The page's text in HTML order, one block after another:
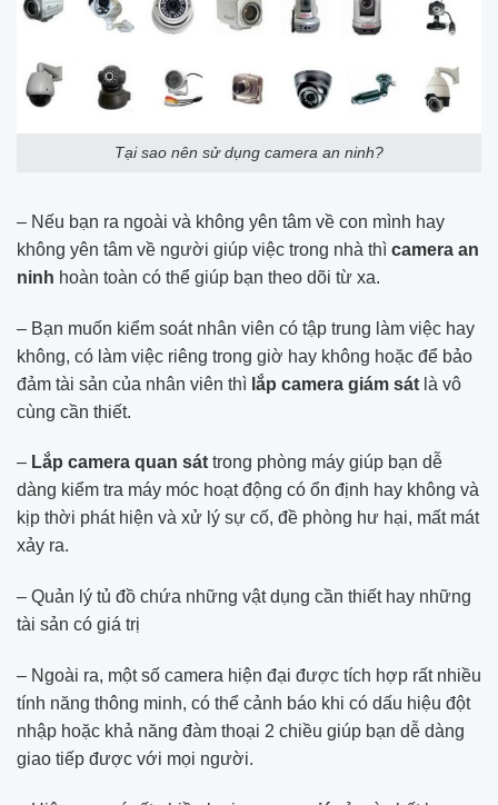
Tại sao nên sử dụng camera an ninh?
– Nếu bạn ra ngoài và không yên tâm về con mình hay
không yên tâm về người giúp việc trong nhà thì camera an
ninh hoàn toàn có thể giúp bạn theo dõi từ xa.
– Bạn muốn kiểm soát nhân viên có tập trung làm việc hay
không, có làm việc riêng trong giờ hay không hoặc để bảo
đảm tài sản của nhân viên thì lắp camera giám sát là vô
cùng cần thiết.
– Lắp camera quan sát trong phòng máy giúp bạn dễ
dàng kiểm tra máy móc hoạt động có ổn định hay không và
kịp thời phát hiện và xử lý sự cố, đề phòng hư hại, mất mát
xảy ra.
– Quản lý tủ đồ chứa những vật dụng cần thiết hay những
tài sản có giá trị
– Ngoài ra, một số camera hiện đại được tích hợp rất nhiều
tính năng thông minh, có thể cảnh báo khi có dấu hiệu đột
nhập hoặc khả năng đàm thoại 2 chiều giúp bạn dễ dàng
giao tiếp được với mọi người.